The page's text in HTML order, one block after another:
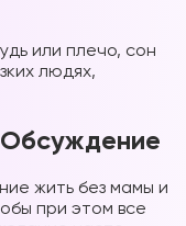
или плечо, сон
людях,
жить без мамы и
при этом все